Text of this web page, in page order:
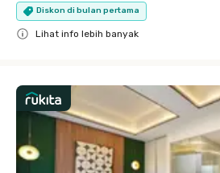
Diskon di bulan pertama
Lihat info lebih banyak